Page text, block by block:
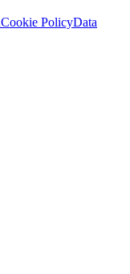
Cookie PolicyData